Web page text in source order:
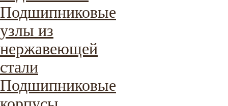
Подшипниковые
узлы из
нержавеющей
стали
Подшипниковые